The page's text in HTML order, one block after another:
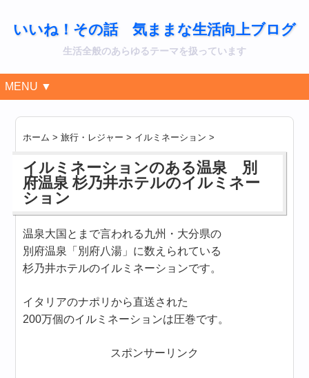
いいね！その話 気ままな生活向上ブログ
生活全般のあらゆるテーマを扱っています
MENU ▼
ホーム >旅行・レジャー > イルミネーション >
イルミネーションのある温泉 別
府温泉 杉乃井ホテルのイルミネー
ション
温泉大国とまで言われる九州・大分県の
別府温泉「別府八湯」に数えられている
杉乃井ホテルのイルミネーションです。
イタリアのナポリから直送された
200万個のイルミネーションは圧巻です。
スポンサーリンク